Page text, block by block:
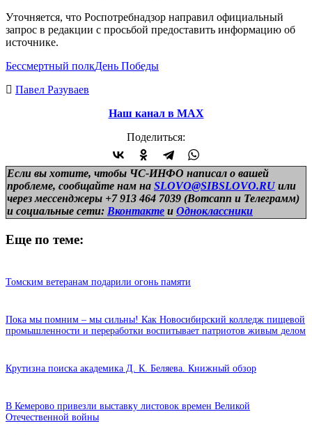
Уточняется, что Роспотребнадзор направил официальный
запрос в редакции с просьбой предоставить информацию об
источнике.
Бессмертный полкДень Победы
Павел Разуваев
Наш канал в МАХ
Поделиться:
Если вы хотите, чтобы ЧС-ИНФО написал о вашей
проблеме, сообщайте нам на SLOVO@SIBSLOVO.RU или
через мессенджеры +7 913 464 7039 (Вотсапп и Телеграмм)
и социальные сети: Вконтакте и Одноклассники
Еще по теме:
Томским ветеранам подарили огонь памяти
Пока мы помним – мы сильны! Как Новосибирский колледж пищевой
промышленности и переработки воспитывает патриотов живым делом
Крутизна поиска академика Д. К. Беляева. Книжный обзор
В Кемерово привезли выставку листовок времен Великой
Отечественной войны